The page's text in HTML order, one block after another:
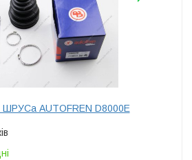
ШРУСа AUTOFREN D8000E